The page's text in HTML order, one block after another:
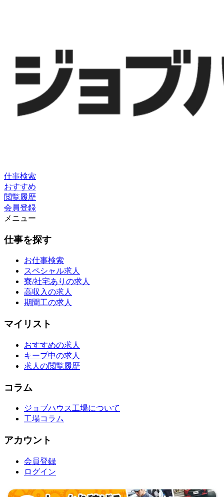
仕事検索
おすすめ
閲覧履歴
会員登録
メニュー
仕事を探す
お仕事検索
スペシャル求人
寮/社宅ありの求人
高収入の求人
期間工の求人
マイリスト
おすすめの求人
キープ中の求人
求人の閲覧履歴
コラム
ジョブハウス工場について
工場コラム
アカウント
会員登録
ログイン